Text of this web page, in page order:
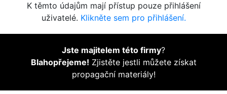
K těmto údajům mají přístup pouze přihlášení
uživatelé. Klikněte sem pro přihlášení.
Jste majitelem této firmy?
Blahopřejeme! Zjistěte jestli můžete získat
propagační materiály!